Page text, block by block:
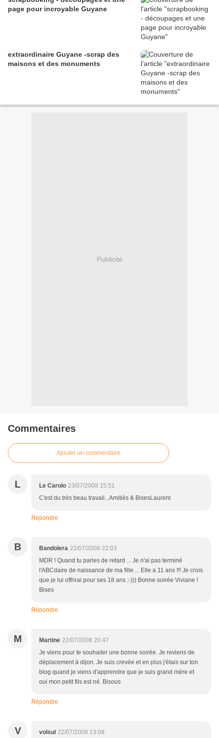
page pour incroyable Guyane
extraordinaire Guyane -scrap des
maisons et des monuments
Publicité
Commentaires
Ajouter un commentaire
L Le Carolo 23/07/2008 15:51
C'est du très beau travail...Amitiés & BisesLaurent
Répondre
B Bandolera 22/07/2008 22:03
MDR ! Quand tu parles de retard ... Je n'ai pas terminé
l'ABCdaire de naissance de ma fille ... Elle a 11 ans !!! Je crois
que je lui offrirai pour ses 18 ans ;-))) Bonne soirée Viviane !
Bises
Répondre
M Martine 22/07/2008 20:47
Je viens pour te souhaiter une bonne soirée. Je reviens de
déplacement à dijon. Je suis crevée et en plus j'étais sur ton
blog quand je viens d'apprendre que je suis grand mère et
oui mon petit fils est né. Bisous
Répondre
V volsul 22/07/2008 13:08